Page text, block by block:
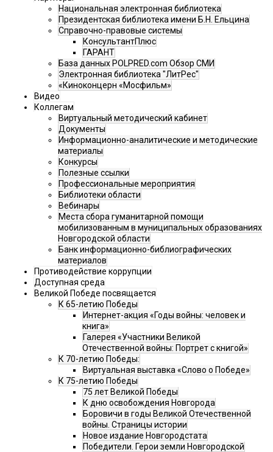
Национальная электронная библиотека
Президентская библиотека имени Б.Н. Ельцина
Справочно-правовые системы
КонсультантПлюс
ГАРАНТ
База данных POLPRED.com Обзор СМИ
Электронная библиотека "ЛитРес"
«Киноконцерн «Мосфильм»
Видео
Коллегам
Виртуальный методический кабинет
Документы
Информационно-аналитические и методические
материалы
Конкурсы
Полезные ссылки
Профессиональные мероприятия
Библиотеки области
Вебинары
Места сбора гуманитарной помощи
мобилизованным в муниципальных образованиях
Новгородской области
Банк информационно-библиографических
материалов
Противодействие коррупции
Доступная среда
Великой Победе посвящается
К 65-летию Победы
Интернет-акция «Годы войны: человек и
книга»
Галерея «Участники Великой
Отечественной войны: Портрет с книгой»
К 70-летию Победы:
Виртуальная выставка «Слово о Победе»
К 75-летию Победы
75 лет Великой Победы
К дню освобождения Новгорода
Боровичи в годы Великой Отечественной
войны. Страницы истории
Новое издание Новгородстата
Победители. Герои земли Новгородской